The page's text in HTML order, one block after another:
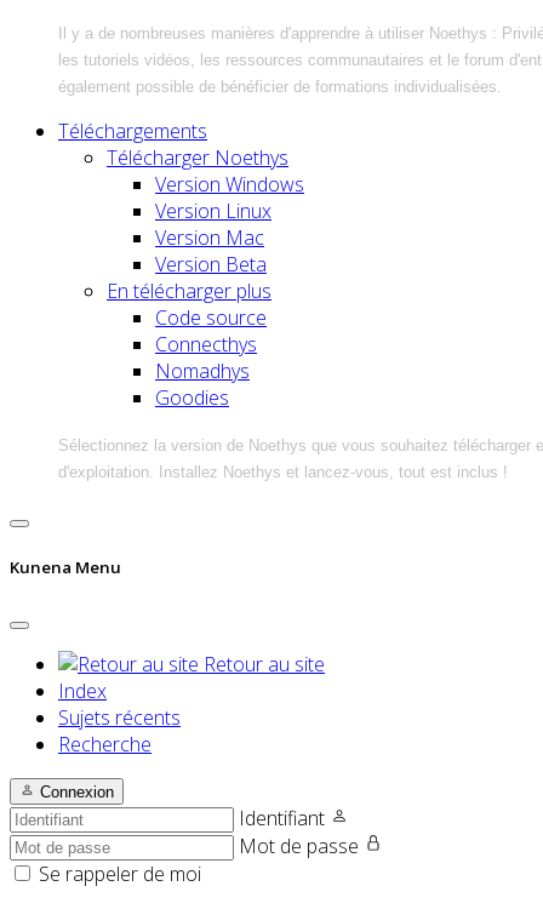
Il y a de nombreuses manières d'apprendre à utiliser Noethys :
les tutoriels vidéos, les ressources communautaires et le forum
également possible de bénéficier de formations individualisées.
Téléchargements
Télécharger Noethys
Version Windows
Version Linux
Version Mac
Version Beta
En télécharger plus
Code source
Connecthys
Nomadhys
Goodies
Sélectionnez la version de Noethys que vous souhaitez télécharger
d'exploitation. Installez Noethys et lancez-vous, tout est inclus !
Kunena Menu
Retour au site
Index
Sujets récents
Recherche
Connexion
Identifiant
Mot de passe
Se rappeler de moi